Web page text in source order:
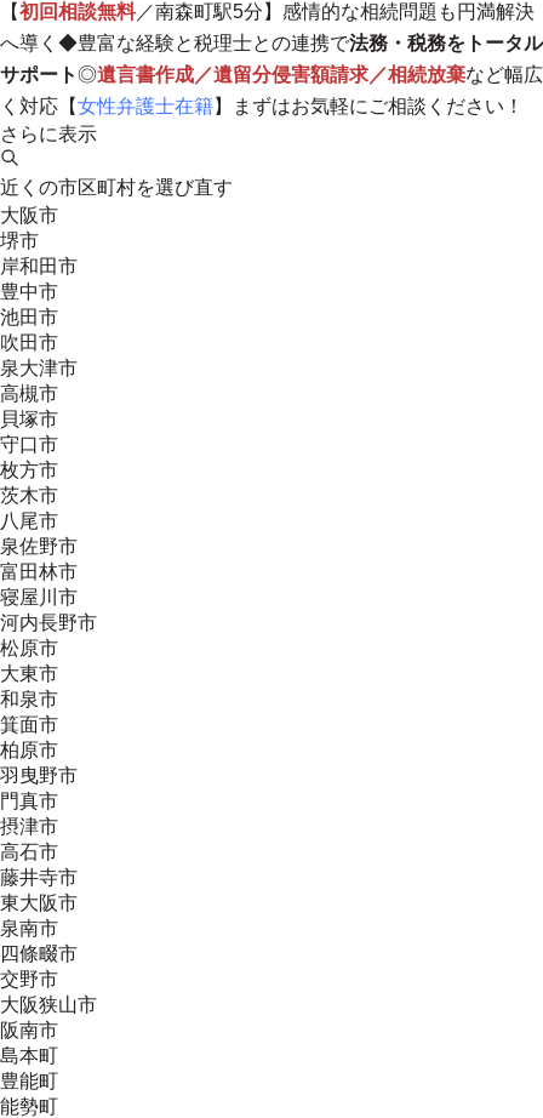
【初回相談無料／南森町駅5分】感情的な相続問題も円満解決
へ導く◆豊富な経験と税理士との連携で法務・税務をトータル
サポート◎遺言書作成／遺留分侵害額請求／相続放棄など幅広
く対応【女性弁護士在籍】まずはお気軽にご相談ください！
さらに表示
近くの市区町村を選び直す
大阪市
堺市
岸和田市
豊中市
池田市
吹田市
泉大津市
高槻市
貝塚市
守口市
枚方市
茨木市
八尾市
泉佐野市
富田林市
寝屋川市
河内長野市
松原市
大東市
和泉市
箕面市
柏原市
羽曳野市
門真市
摂津市
高石市
藤井寺市
東大阪市
泉南市
四條畷市
交野市
大阪狭山市
阪南市
島本町
豊能町
能勢町